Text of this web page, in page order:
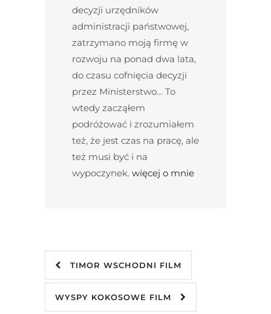
decyzji urzędników
administracji państwowej,
zatrzymano moją firmę w
rozwoju na ponad dwa lata,
do czasu cofnięcia decyzji
przez Ministerstwo… To
wtedy zacząłem
podróżować i zrozumiałem
też, że jest czas na pracę, ale
też musi być i na
wypoczynek. więcej o mnie
TIMOR WSCHODNI FILM
WYSPY KOKOSOWE FILM